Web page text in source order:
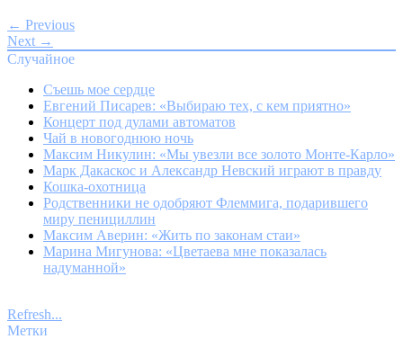
← Previous
Next →
Случайное
Съешь мое сердце
Евгений Писарев: «Выбираю тех, с кем приятно»
Концерт под дулами автоматов
Чай в новогоднюю ночь
Максим Никулин: «Мы увезли все золото Монте-Карло»
Марк Дакаскос и Александр Невский играют в правду
Кошка-охотница
Родственники не одобряют Флеммига, подарившего
миру пенициллин
Максим Аверин: «Жить по законам стаи»
Марина Мигунова: «Цветаева мне показалась
надуманной»
Refresh...
Метки